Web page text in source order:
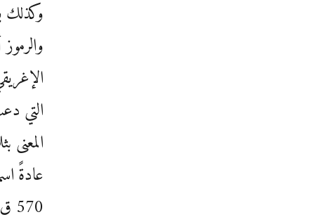
وكذلك
التي